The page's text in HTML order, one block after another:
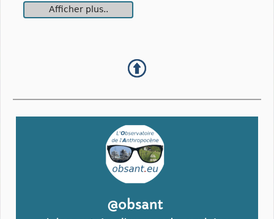
Afficher plus..